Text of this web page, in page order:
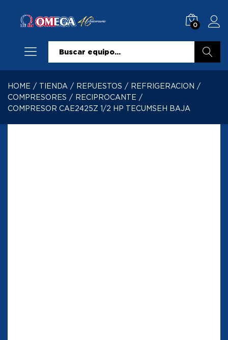
0
HOME / TIENDA / REPUESTOS / REFRIGERACION /
COMPRESORES / RECIPROCANTE /
COMPRESOR CAE2425Z 1/2 HP TECUMSEH BAJA